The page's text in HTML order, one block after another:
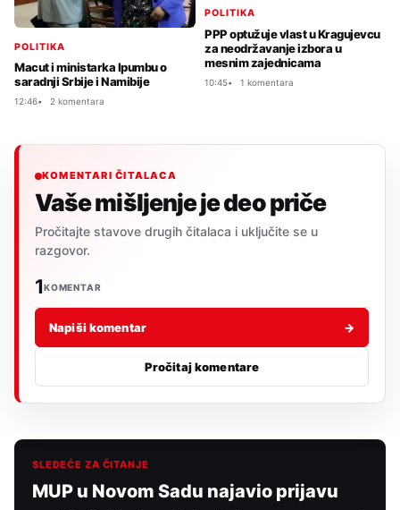
POLITIKA
Macut i ministarka Ipumbu o
saradnji Srbije i Namibije
12:46 2 komentara
POLITIKA
PPP optužuje vlast u Kragujevcu
za neodržavanje izbora u
mesnim zajednicama
10:45 1 komentara
KOMENTARI ČITALACA
Vaše mišljenje je deo priče
Pročitajte stavove drugih čitalaca i uključite se u
razgovor.
1KOMENTAR
Napiši komentar →
Pročitaj komentare
SLEDEĆE ZA ČITANJE
MUP u Novom Sadu najavio prijavu